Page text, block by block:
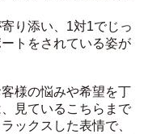
り添い、1対1でじっ
トをされている姿が
様の悩みや希望を丁
見ているこちらまで
ックスした表情で、